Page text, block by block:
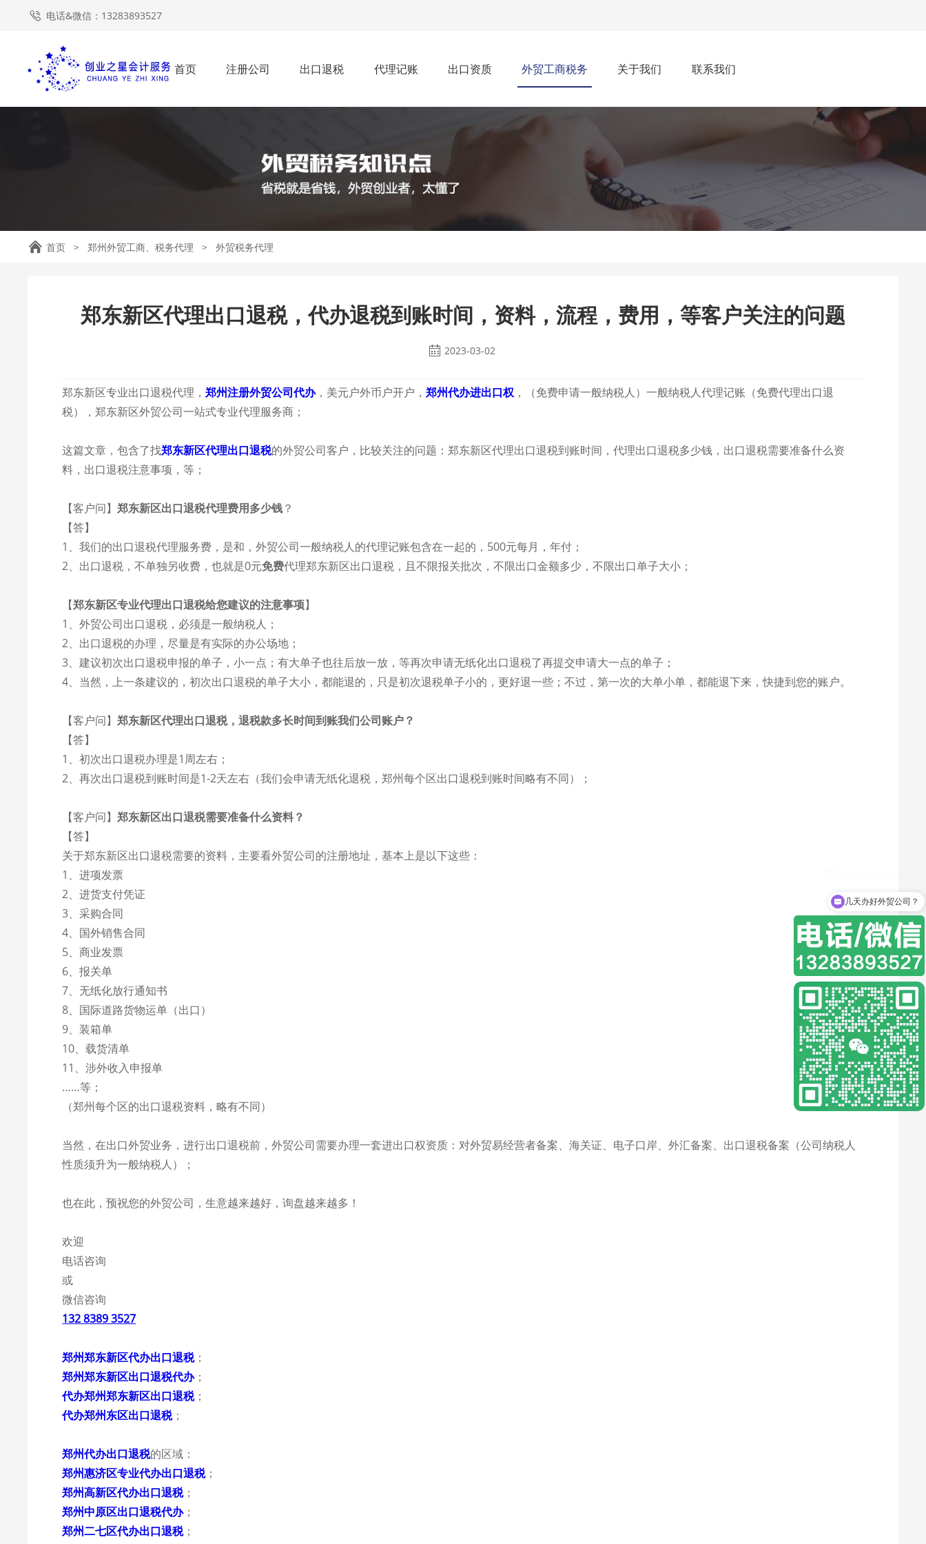
电话&微信：13283893527
首页 注册公司 出口退税 代理记账 出口资质 外贸工商税务 关于我们 联系我们
首页 >郑州外贸工商、税务代理 >外贸税务代理
郑东新区代理出口退税，代办退税到账时间，资料，流程，费用，等客户关注的问题
2023-03-02
郑东新区专业出口退税代理，郑州注册外贸公司代办，美元户外币户开户，郑州代办进出口权 ，（免费申请一般纳税人）一般纳税人代理记账（免费代理出口退
税），郑东新区外贸公司一站式专业代理服务商；
这篇文章，包含了找郑东新区代理出口退税的外贸公司客户，比较关注的问题：郑东新区代理出口退税到账时间，代理出口退税多少钱，出口退税需要准备什么资
料，出口退税注意事项，等；
【客户问】郑东新区出口退税代理费用多少钱？
【答】
1、我们的出口退税代理服务费，是和，外贸公司一般纳税人的代理记账包含在一起的，500元每月，年付；
2、出口退税，不单独另收费，也就是0元免费代理郑东新区出口退税，且不限报关批次，不限出口金额多少，不限出口单子大小；
【郑东新区专业代理出口退税给您建议的注意事项】
1、外贸公司出口退税，必须是一般纳税人；
2、出口退税的办理，尽量是有实际的办公场地；
3、建议初次出口退税申报的单子，小一点；有大单子也往后放一放，等再次申请无纸化出口退税了再提交申请大一点的单子；
4、当然，上一条建议的，初次出口退税的单子大小，都能退的，只是初次退税单子小的，更好退一些；不过，第一次的大单小单，都能退下来，快捷到您的账户。
【客户问】郑东新区代理出口退税，退税款多长时间到账我们公司账户？
【答】
1、初次出口退税办理是1周左右；
2、再次出口退税到账时间是1-2天左右（我们会申请无纸化退税，郑州每个区出口退税到账时间略有不同）；
【客户问】郑东新区出口退税需要准备什么资料？
【答】
关于郑东新区出口退税需要的资料，主要看外贸公司的注册地址，基本上是以下这些：
1、进项发票
2、进货支付凭证
3、采购合同
4、国外销售合同
5、商业发票
6、报关单
7、无纸化放行通知书
8、国际道路货物运单（出口）
9、装箱单
10、载货清单
11、涉外收入申报单
……等；
（郑州每个区的出口退税资料，略有不同）
当然，在出口外贸业务，进行出口退税前，外贸公司需要办理一套进出口权资质：对外贸易经营者备案、海关证、电子口岸、外汇备案、出口退税备案（公司纳税人
性质须升为一般纳税人）；
也在此，预祝您的外贸公司，生意越来越好，询盘越来越多！
欢迎
电话咨询
或
微信咨询
132 8389 3527
郑州郑东新区代办出口退税；
郑州郑东新区出口退税代办；
代办郑州郑东新区出口退税；
代办郑州东区出口退税；
郑州代办出口退税的区域：
郑州惠济区专业代办出口退税；
郑州高新区代办出口退税；
郑州中原区出口退税代办；
郑州二七区代办出口退税；
几天办好外贸公司？